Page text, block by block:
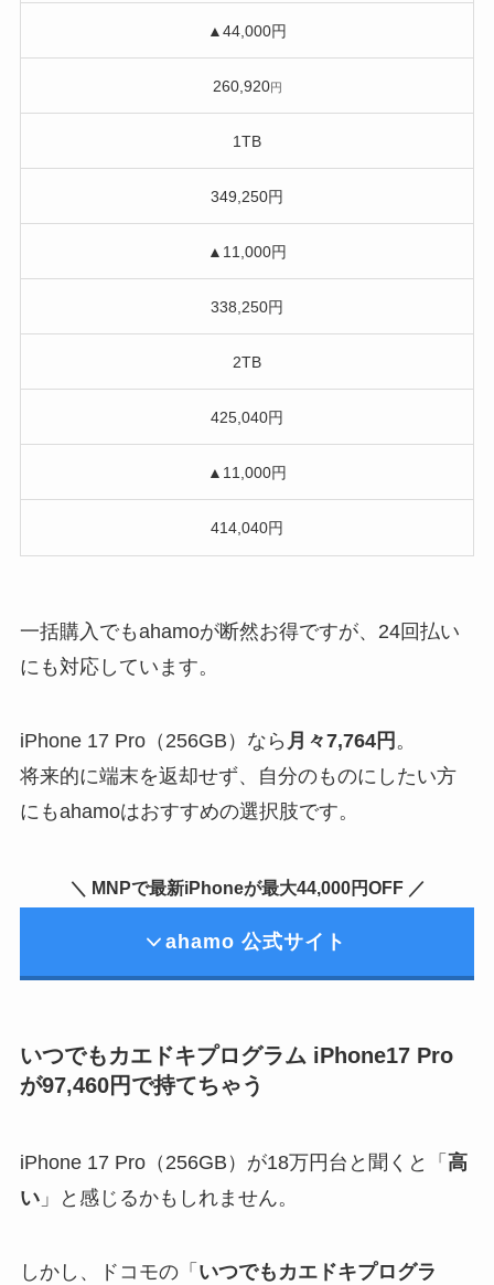
▲44,000円
260,920円
1TB
349,250円
▲11,000円
338,250円
2TB
425,040円
▲11,000円
414,040円
一括購入でもahamoが断然お得ですが、24回払い
にも対応しています。
iPhone 17 Pro（256GB）なら 月々7,764円 。
将来的に端末を返却せず、自分のものにしたい方
にもahamoはおすすめの選択肢です。
＼ MNPで最新iPhoneが最大44,000円OFF ／
ahamo 公式サイト
いつでもカエドキプログラム iPhone17 Pro
が97,460円で持てちゃう
iPhone 17 Pro（256GB）が18万円台と聞くと「 高
い」と感じるかもしれません。
しかし、ドコモの「 いつでもカエドキプログラ